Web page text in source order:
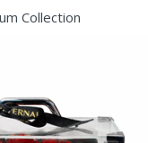
Collection